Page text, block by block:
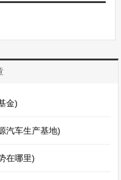
金)
汽车生产基地)
在哪里)